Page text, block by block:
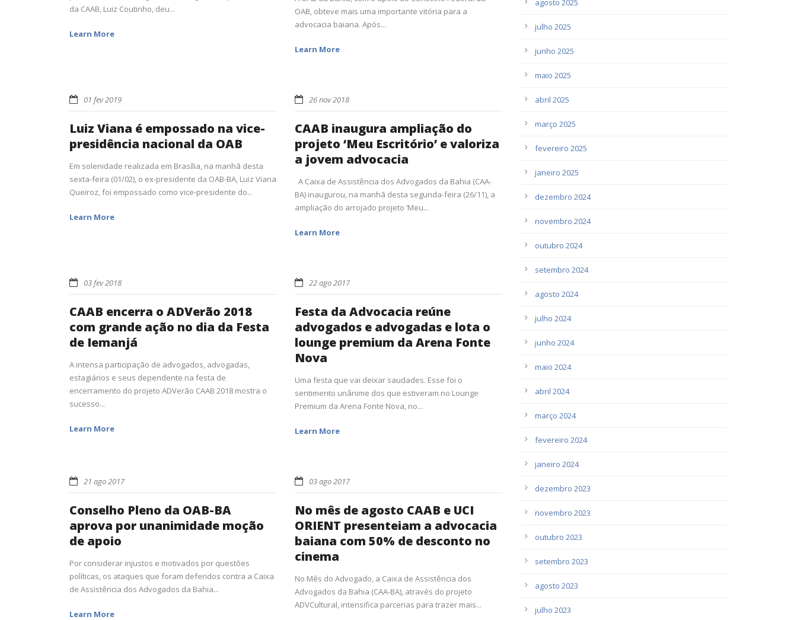
da CAAB, Luiz Coutinho, deu...
Learn More
OAB, obteve mais uma importante vitória para a
advocacia baiana. Após...
Learn More
01 fev 2019
Luiz Viana é empossado na vice-
presidência nacional da OAB
Em solenidade realizada em Brasília, na manhã desta
sexta-feira (01/02), o ex-presidente da OAB-BA, Luiz Viana
Queiroz, foi empossado como vice-presidente do...
Learn More
26 nov 2018
CAAB inaugura ampliação do
projeto ‘Meu Escritório’ e valoriza
a jovem advocacia
A Caixa de Assistência dos Advogados da Bahia (CAA-
BA) inaugurou, na manhã desta segunda-feira (26/11), a
ampliação do arrojado projeto ‘Meu...
Learn More
03 fev 2018
CAAB encerra o ADVerão 2018
com grande ação no dia da Festa
de Iemanjá
A intensa participação de advogados, advogadas,
estagiários e seus dependente na festa de
encerramento do projeto ADVerão CAAB 2018 mostra o
sucesso...
Learn More
22 ago 2017
Festa da Advocacia reúne
advogados e advogadas e lota o
lounge premium da Arena Fonte
Nova
Uma festa que vai deixar saudades. Esse foi o
sentimento unânime dos que estiveram no Lounge
Premium da Arena Fonte Nova, no...
Learn More
21 ago 2017
Conselho Pleno da OAB-BA
aprova por unanimidade moção
de apoio
Por considerar injustos e motivados por questões
políticas, os ataques que foram deferidos contra a Caixa
de Assistência dos Advogados da Bahia...
Learn More
03 ago 2017
No mês de agosto CAAB e UCI
ORIENT presenteiam a advocacia
baiana com 50% de desconto no
cinema
No Mês do Advogado, a Caixa de Assistência dos
Advogados da Bahia (CAA-BA), através do projeto
ADVCultural, intensifica parcerias para trazer mais...
agosto 2025
julho 2025
junho 2025
maio 2025
abril 2025
março 2025
fevereiro 2025
janeiro 2025
dezembro 2024
novembro 2024
outubro 2024
setembro 2024
agosto 2024
julho 2024
junho 2024
maio 2024
abril 2024
março 2024
fevereiro 2024
janeiro 2024
dezembro 2023
novembro 2023
outubro 2023
setembro 2023
agosto 2023
julho 2023